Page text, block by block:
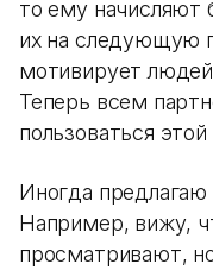
то ему начисляют
их на следующую
мотивирует
Теперь всем
пользоваться
Иногда
Например, вижу,
просматривают,